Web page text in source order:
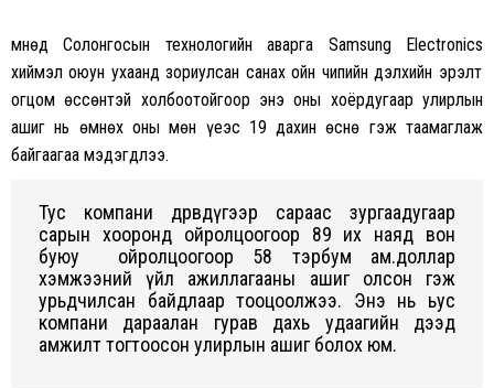
Өмнөд Солонгосын технологийн аварга Samsung Electronics
хиймэл оюун ухаанд зориулсан санах ойн чипийн дэлхийн эрэлт
огцом өссөнтэй холбоотойгоор энэ оны хоёрдугаар улирлын
ашиг нь өмнөх оны мөн үеэс 19 дахин өснө гэж таамаглаж
байгаагаа мэдэгдлээ.
Тус компани дөрөвдүгээр сараас зургаадугаар
сарын хооронд ойролцоогоор 89 их наяд вон
буюу ойролцоогоор 58 тэрбум ам.доллар
хэмжээний үйл ажиллагааны ашиг олсон гэж
урьдчилсан байдлаар тооцоолжээ. Энэ нь ьус
компани дараалан гурав дахь удаагийн дээд
амжилт тогтоосон улирлын ашиг болох юм.